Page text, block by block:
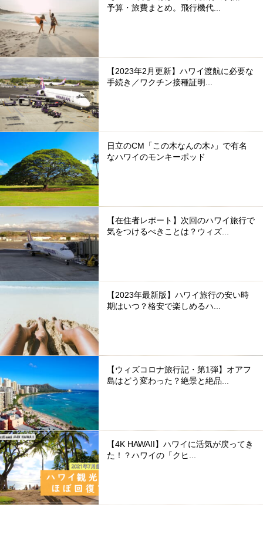
予算・旅費まとめ。飛行機代...
【2023年2月更新】ハワイ渡航に必要な
手続き／ワクチン接種証明...
日立のCM「この木なんの木♪」で有名
なハワイのモンキーポッド
【在住者レポート】次回のハワイ旅行で
気をつけるべきことは？ウィズ...
【2023年最新版】ハワイ旅行の安い時
期はいつ？格安で楽しめるハ...
【ウィズコロナ旅行記・第1弾】オアフ
島はどう変わった？絶景と絶品...
【4K HAWAII】ハワイに活気が戻ってき
た！？ハワイの「クヒ...